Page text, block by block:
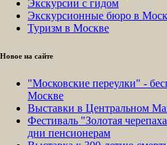
Экскурсии с гидом
Экскурсионные бюро в
Туризм в Москве
Новое на сайте
"Московские переулки" -
Москве
Выставки в Центральном
Фестиваль "Золотая
дни пенсионерам